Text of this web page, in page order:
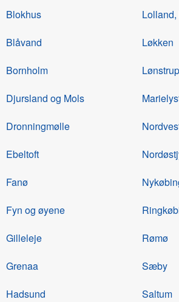
Blokhus
Blåvand
Bornholm
Djursland og Mols
Dronningmølle
Ebeltoft
Fanø
Fyn og øyene
Gilleleje
Grenaa
Hadsund
Lolland,
Løkken
Lønstrup
Rømø
Sæby
Saltum